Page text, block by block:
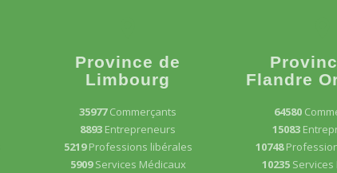
Province de
Limbourg
35977Commerçants
8893 Entrepreneurs
5219Professions libérales
5909Services Médicaux
Flandre
64580
15083
10748
10235